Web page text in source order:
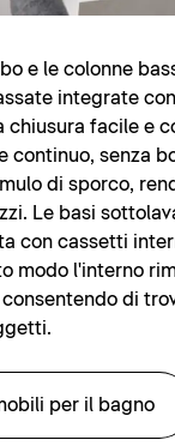
e le colonne
integrate
chiusura facile e
continuo, senza
di sporco,
Le basi
con cassetti
modo l'interno
di
per il bagno